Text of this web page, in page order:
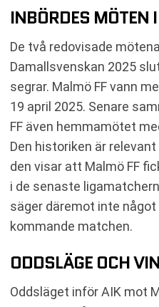
INBÖRDES MÖTEN
De två redovisade
Damallsvenskan 2025
segrar. Malmö FF vann
19 april 2025. Senare
FF även hemmamötet
Den historiken är
den visar att Malmö FF
i de senaste
säger däremot inte
kommande matchen.
ODDSLÄGE OCH
Oddsläget inför AIK mot